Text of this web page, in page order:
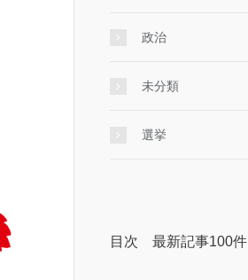
政治
未分類
選挙
目次 最新記事100件